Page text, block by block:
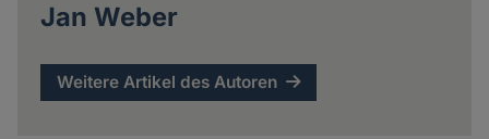
Jan Weber
Weitere Artikel des Autoren